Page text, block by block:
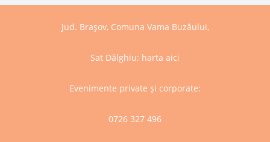
Jud. Brașov, Comuna Vama Buzăului,
Sat Dălghiu: harta aici
Evenimente private și corporate:
0726 327 496